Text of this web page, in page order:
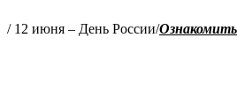
/ 12 июня – День России/